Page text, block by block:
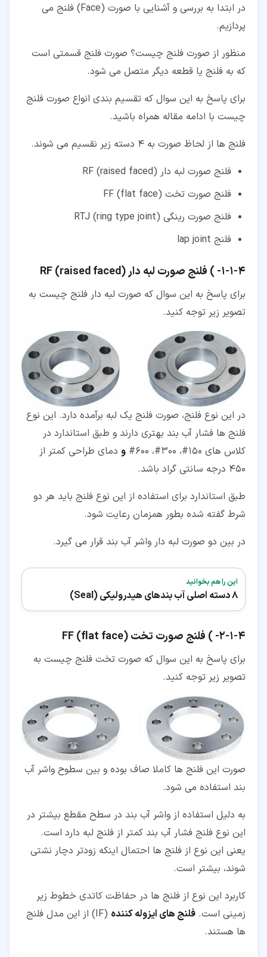
در ابتدا به بررسی و آشنایی با صورت (Face) فلنج می
پردازیم.
منظور از صورت فلنج چیست؟ صورت فلنج قسمتی است
که به فلنج یا قطعه دیگر متصل می شود.
برای پاسخ به این سوال که تقسیم بندی انواع صورت فلنج
چیست با ادامه مقاله همراه باشید.
فلنج ها از لحاظ صورت به 4 دسته زیر نقسیم می شوند.
فلنج صورت لبه دار (RF (raised faced
فلنج صورت تخت (FF (flat face
فلنج صورت رینگی (RTJ (ring type joint
فلنج lap joint
۴‏-‏۱‏-‏۱‏- ) فلنج صورت لبه دار (RF (raised faced
برای پاسخ به این سوال که صورت لبه دار فلنج چیست به
تصویر زیر توجه کنید.
در این نوع فلنج، صورت فلنج یک لبه برآمده دارد. این نوع
فلنج ها فشار آب بند بهتری دارند و طبق استاندارد در
کلاس های 150#، 300#، 600#
و دمای طراحی کمتر از
450 درجه سانتی گراد باشد.
طبق استاندارد برای استفاده از این نوع فلنج باید هر دو
شرط گفته شده بطور همزمان رعایت شود.
در بین دو صورت لبه دار واشر آب بند قرار می گیرد.
این را هم بخوانید
8 دسته اصلی آب بندهای هیدرولیکی (Seal)
۴‏-‏۱‏-‏۲‏- ) فلنج صورت تخت (FF (flat face
برای پاسخ به این سوال که صورت تخت فلنج چیست به
تصویر زیر توجه کنید.
صورت این فلنج ها کاملا صاف بوده و بین سطوح واشر آب
بند استفاده می شود.
به دلیل استفاده از واشر آب بند در سطح مقطع بیشتر در
این نوع فلنج فشار آب بند کمتر از فلنج لبه دارد است.
یعنی این نوع از فلنج ها احتمال اینکه زودتر دچار نشتی
شوند، بیشتر است.
کاربرد این نوع از فلنج ها در حفاظت کاتدی خطوط زیر
زمینی است. فلنج های ایزوله کننده
(IF) از این مدل فلنج
ها هستند.